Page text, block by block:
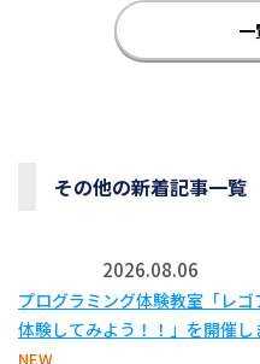
その他の新着記事一覧
2026.08.06
プログラミング体験教室「レ
体験してみよう！！」を開催し
NEW